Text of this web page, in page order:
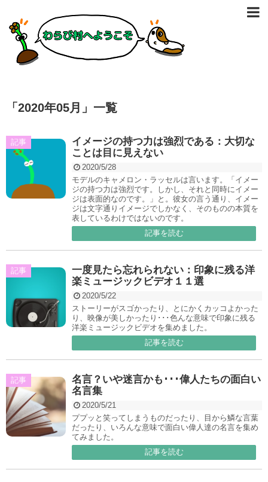
「 2020年05月 」 一覧
イメージの持つ力は強烈である：大切な
ことは目に見えない
2020/5/28
記事
モデルのキャメロン・ラッセルは言います。「イメー
ジの持つ力は強烈です。しかし、それと同時にイメー
ジは表面的なのです。」と。彼女の言う通り、イメー
ジは文字通りイメージでしかなく、そのものの本質を
表しているわけではないのです。
記事を読む
一度見たら忘れられない：印象に残る洋
楽ミュージックビデオ１１選
2020/5/22
記事
ストーリーがスゴかったり、とにかくカッコよかった
り、映像が美しかったり･･･色んな意味で印象に残る
洋楽ミュージックビデオを集めました。
記事を読む
名言？いや迷言かも･･･偉人たちの面白い
名言集
2020/5/21
記事
ププッと笑ってしまうものだったり、目から鱗な言葉
だったり、いろんな意味で面白い偉人達の名言を集め
てみました。
記事を読む